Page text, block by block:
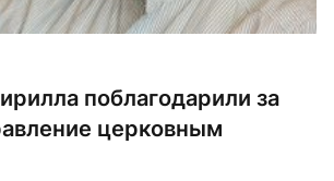
поблагодарили за
церковным